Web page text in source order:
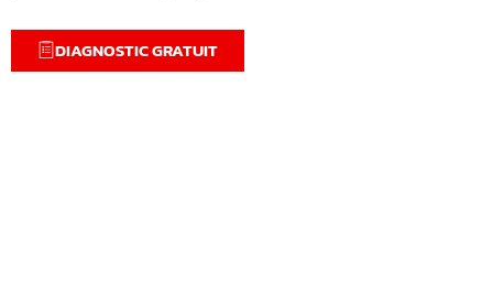
DIAGNOSTIC GRATUIT